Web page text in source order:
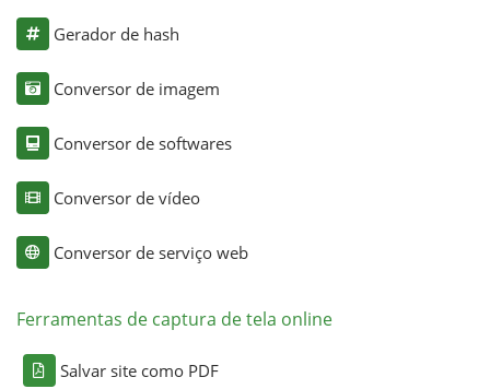
Gerador de hash
Conversor de imagem
Conversor de softwares
Conversor de vídeo
Conversor de serviço web
Ferramentas de captura de tela online
Salvar site como PDF